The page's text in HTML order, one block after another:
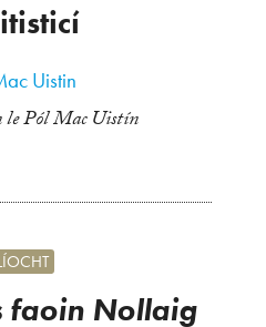
Uistin
le Pól Mac Uistín
faoin Nollaig